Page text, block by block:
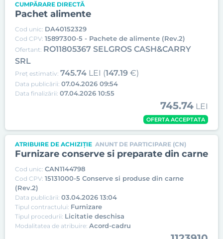
CUMPĂRARE DIRECTĂ
Pachet alimente
Cod unic: DA40152329
Cod CPV: 15897300-5 - Pachete de alimente (Rev.2)
Ofertant: RO11805367 SELGROS CASH&CARRY
SRL
Preț estimativ: 745.74 LEI (147.19 €)
Data publicării: 07.04.2026 09:54
Data finalizării: 07.04.2026 10:55
745.74 LEI
OFERTA ACCEPTATA
ATRIBUIRE DE ACHIZIȚIE ANUNT DE PARTICIPARE (CN)
Furnizare conserve si preparate din carne
Cod unic: CAN1144798
Cod CPV: 15131000-5 Conserve si produse din carne
(Rev.2)
Data publicării: 03.04.2026 13:04
Tipul contractului: Furnizare
Tipul procedurii: Licitatie deschisa
Modalitatea de atribuire: Acord-cadru